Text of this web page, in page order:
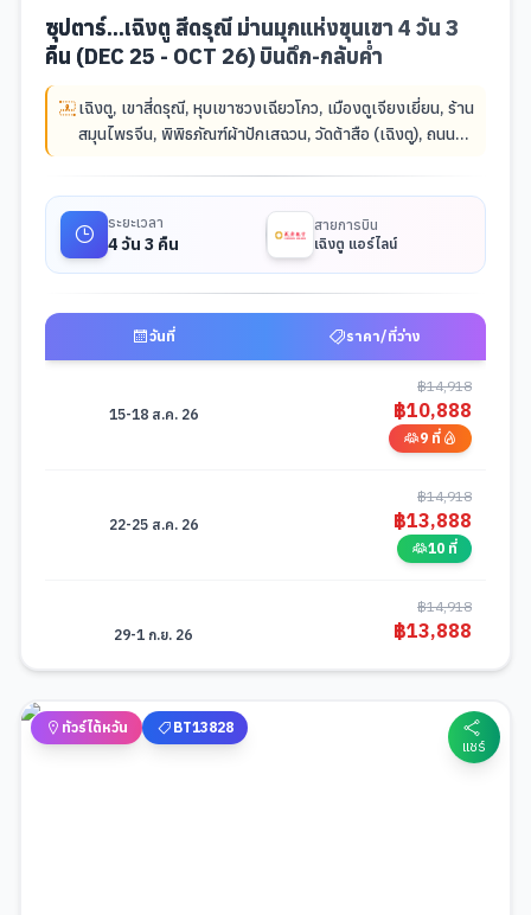
ซุปตาร์...เฉิงตู สี่ดรุณี ม่านมุกแห่งขุนเขา 4 วัน 3
คืน (DEC 25 - OCT 26) บินดึก-กลับค่ำ
เฉิงตู, เขาสี่ดรุณี, หุบเขาซวงเฉียวโกว, เมืองตูเจียงเยี่ยน, ร้าน
สมุนไพรจีน, พิพิธภัณฑ์ผ้าปักเสฉวน, วัดต้าสือ (เฉิงตู), ถนนคน
ระยะเวลา
4 วัน 3 คืน
สายการบิน
เฉิงตู แอร์ไลน์
วันที่ ราคา/ที่ว่าง
15-18 ส.ค. 26
฿14,918
฿10,888
9 ที่
22-25 ส.ค. 26
฿14,918
฿13,888
10 ที่
29-1 ก.ย. 26
฿14,918
฿13,888
ทัวร์ไต้หวัน
BT13828
แชร์